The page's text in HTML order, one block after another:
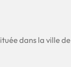
dans la ville de